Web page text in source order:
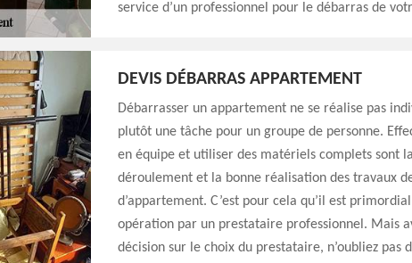
service d’un professionnel pour le débarras de
DEVIS DÉBARRAS APPARTEMENT
Débarrasser un appartement ne se réalise pas
plutôt une tâche pour un groupe de personne.
en équipe et utiliser des matériels complets sont
déroulement et la bonne réalisation des travaux
d’appartement. C’est pour cela qu’il est
opération par un prestataire professionnel. Mais
décision sur le choix du prestataire, n’oubliez pas